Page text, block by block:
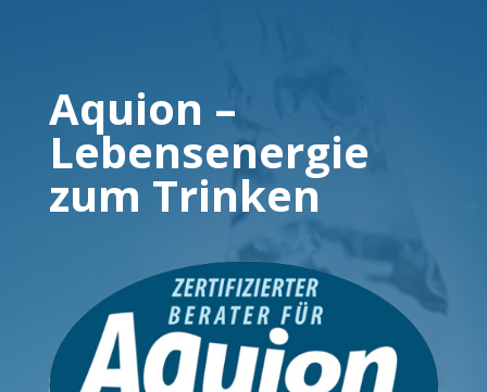
Aquion –
Lebensenergie
zum Trinken